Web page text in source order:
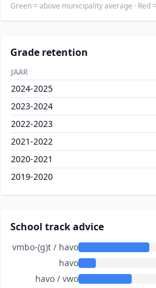
Green = above municipality average · Red
Grade retention
JAAR
2024-2025
2023-2024
2022-2023
2021-2022
2020-2021
2019-2020
School track advice
vmbo-(g)t / havo
havo
havo / vwo